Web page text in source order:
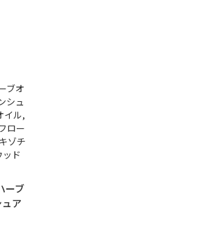
ブオ
シュ
イル,
ロー
ゾチ
ド
ーブ
ア